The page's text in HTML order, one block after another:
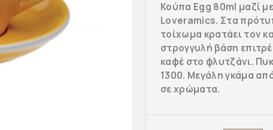
Κούπα Egg 80ml μαζί
Loveramics. Στα
τοίχωμα κρατάει τον
στρογγυλή βάση
καφέ στο φλυτζάνι.
1300. Μεγάλη γκάμα
σε χρώματα.